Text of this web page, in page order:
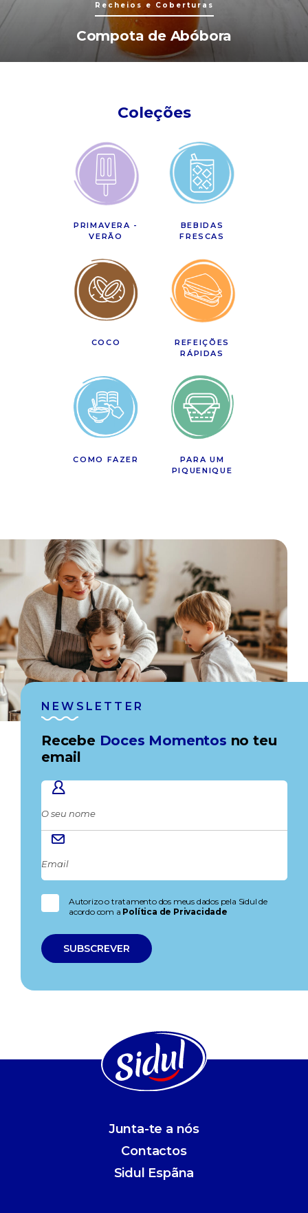
Recheios e Coberturas
Compota de Abóbora
Coleções
PRIMAVERA -
VERÃO
BEBIDAS
FRESCAS
COCO
REFEIÇÕES
RÁPIDAS
COMO FAZER
PARA UM
PIQUENIQUE
NEWSLETTER
Recebe Doces Momentos no teu
email
Autorizo o tratamento dos meus dados pela Sidul de
acordo com a Política de Privacidade
Junta-te a nós
Contactos
Sidul Espãna